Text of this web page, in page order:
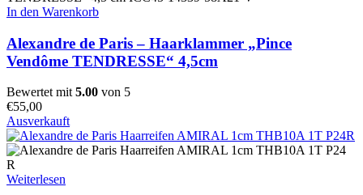
In den Warenkorb
Alexandre de Paris – Haarklammer „Pince
Vendôme TENDRESSE“ 4,5cm
Bewertet mit 5.00 von 5
€55,00
Ausverkauft
Weiterlesen